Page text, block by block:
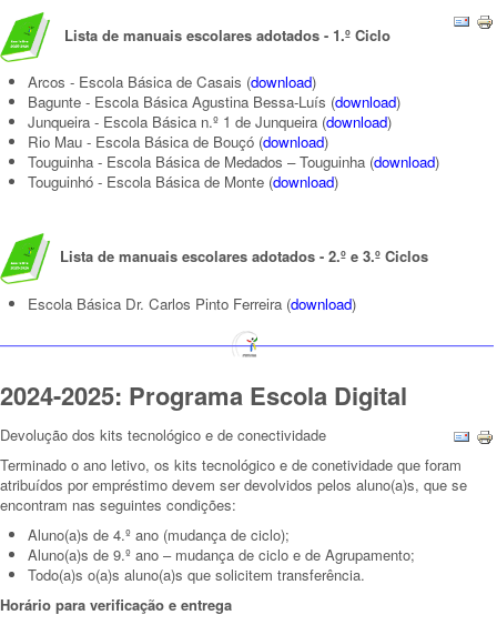
Lista de manuais escolares adotados - 1.º Ciclo
Arcos - Escola Básica de Casais (download)
Bagunte - Escola Básica Agustina Bessa-Luís (download)
Junqueira - Escola Básica n.º 1 de Junqueira (download)
Rio Mau - Escola Básica de Bouçó (download)
Touguinha - Escola Básica de Medados – Touguinha (download)
Touguinhó - Escola Básica de Monte (download)
Lista de manuais escolares adotados - 2.º e 3.º Ciclos
Escola Básica Dr. Carlos Pinto Ferreira (download)
2024-2025: Programa Escola Digital
Devolução dos kits tecnológico e de conectividade
Terminado o ano letivo, os kits tecnológico e de conetividade que foram
atribuídos por empréstimo devem ser devolvidos pelos aluno(a)s, que se
encontram nas seguintes condições:
Aluno(a)s de 4.º ano (mudança de ciclo);
Aluno(a)s de 9.º ano – mudança de ciclo e de Agrupamento;
Todo(a)s o(a)s aluno(a)s que solicitem transferência.
Horário para verificação e entrega